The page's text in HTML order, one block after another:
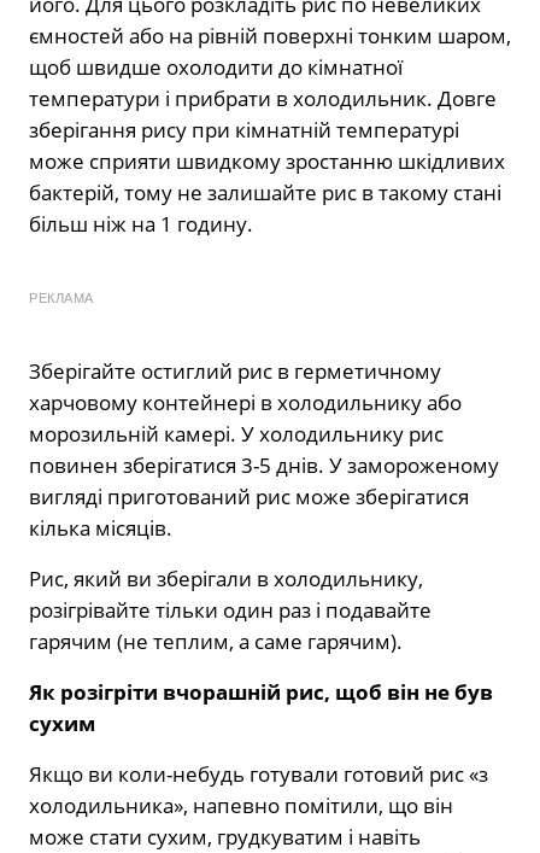
ємностей або на рівній поверхні тонким шаром,
щоб швидше охолодити до кімнатної
температури і прибрати в холодильник. Довге
зберігання рису при кімнатній температурі
може сприяти швидкому зростанню шкідливих
бактерій, тому не залишайте рис в такому стані
більш ніж на 1 годину.
РЕКЛАМА
Зберігайте остиглий рис в герметичному
харчовому контейнері в холодильнику або
морозильній камері. У холодильнику рис
повинен зберігатися 3-5 днів. У замороженому
вигляді приготований рис може зберігатися
кілька місяців.
Рис, який ви зберігали в холодильнику,
розігрівайте тільки один раз і подавайте
гарячим (не теплим, а саме гарячим).
Як розігріти вчорашній рис, щоб він не був
сухим
Якщо ви коли-небудь готували готовий рис «з
холодильника», напевно помітили, що він
може стати сухим, грудкуватим і навіть